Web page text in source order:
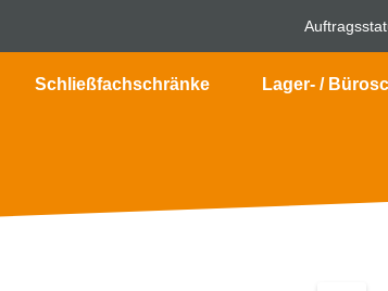
Schließfachschränke Lager- /